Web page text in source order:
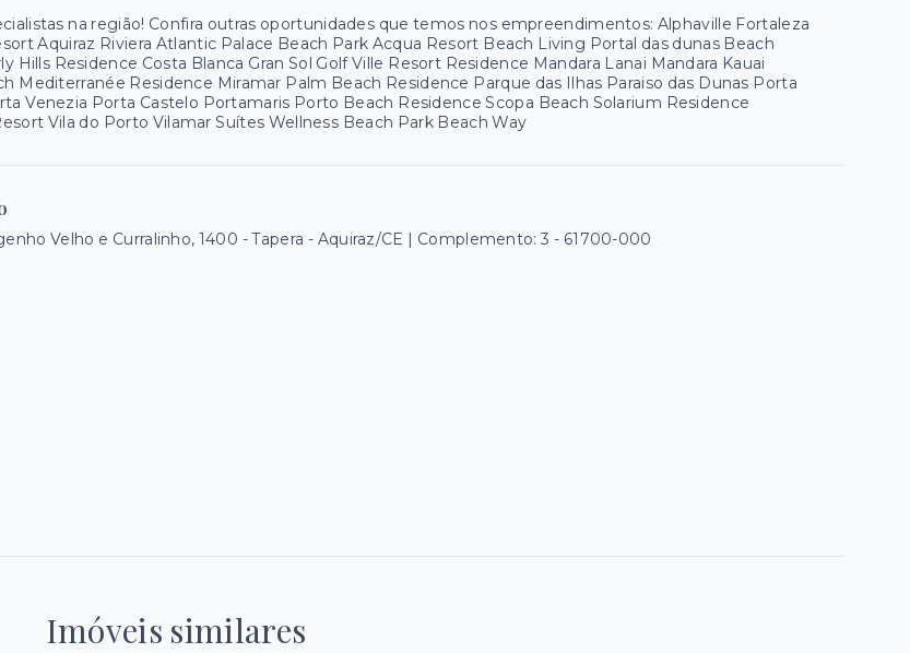
na região! Confira outras oportunidades que temos nos empreendimentos: Alphaville Fortaleza
Aquiraz Riviera Atlantic Palace Beach Park Acqua Resort Beach Living Portal das dunas Beach
Hills Residence Costa Blanca Gran Sol Golf Ville Resort Residence Mandara Lanai Mandara Kauai
Mediterranée Residence Miramar Palm Beach Residence Parque das Ilhas Paraiso das Dunas Porta
Venezia Porta Castelo Portamaris Porto Beach Residence Scopa Beach Solarium Residence
Vila do Porto Vilamar Suítes Wellness Beach Park Beach Way
Velho e Curralinho, 1400 - Tapera - Aquiraz/CE | Complemento: 3 - 61700-000
Imóveis similares